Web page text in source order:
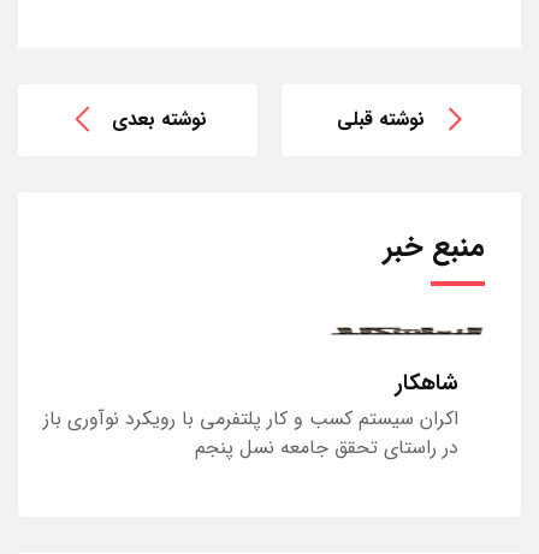
نوشته قبلی نوشته بعدی
منبع خبر
شاهکار
اکران سیستم کسب و کار پلتفرمی با رویکرد نوآوری باز
در راستای تحقق جامعه نسل پنجم